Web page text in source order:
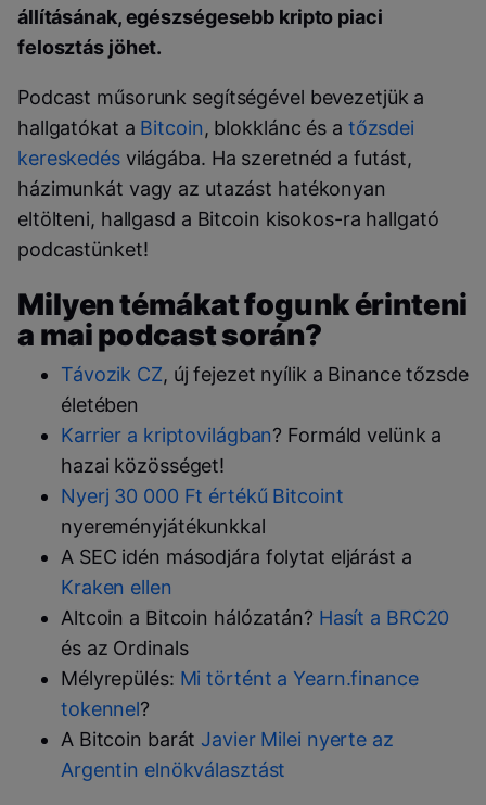
állításának, egészségesebb kripto piaci
felosztás jöhet.
Podcast műsorunk segítségével bevezetjük a
hallgatókat a Bitcoin, blokklánc és a tőzsdei
kereskedésvilágába. Ha szeretnéd a futást,
házimunkát vagy az utazást hatékonyan
eltölteni, hallgasd a Bitcoin kisokos-ra hallgató
podcastünket!
Milyen témákat fogunk érinteni
a mai podcast során?
Távozik CZ, új fejezet nyílik a Binance tőzsde
életében
Karrier a kriptovilágban? Formáld velünk a
hazai közösséget!
Nyerj 30 000 Ft értékű Bitcoint
nyereményjátékunkkal
A SEC idén másodjára folytat eljárást a
Kraken ellen
Altcoin a Bitcoin hálózatán? Hasít a BRC20
és az Ordinals
Mélyrepülés: Mi történt a Yearn.finance
tokennel?
A Bitcoin barát Javier Milei nyerte az
Argentin elnökválasztást